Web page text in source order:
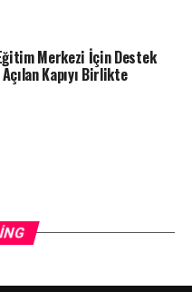
anavatanımızın can
Merkezi İçin Destek
Kapıyı Birlikte